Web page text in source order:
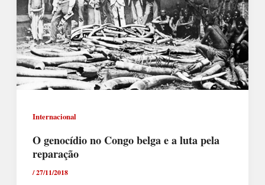
Internacional
O genocídio no Congo belga e a luta pela
reparação
/27/11/2018